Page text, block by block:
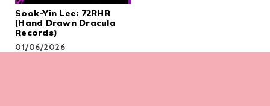
Sook-Yin Lee: 72RHR
(Hand Drawn Dracula
Records)
01/06/2026